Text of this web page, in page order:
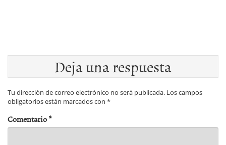
Deja una respuesta
Tu dirección de correo electrónico no será publicada. Los campos
obligatorios están marcados con *
Comentario*